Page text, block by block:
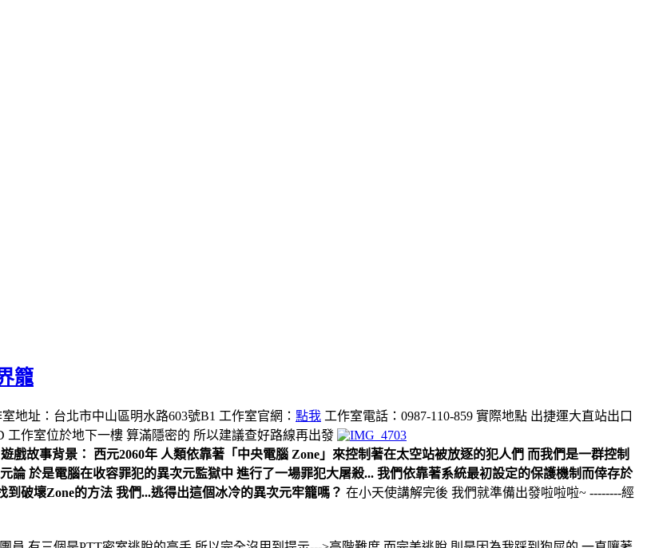
籠
地址：台北市中山區明水路603號B1 工作室官網： 點我 工作室電話：0987-110-859 實際地點 出捷運大直站出口
作室位於地下一樓 算滿隱密的 所以建議查好路線再出發
遊戲故事背景： 西元2060年 人類依靠著「中央電腦 Zone」來控制著在太空站被放逐的犯人們 而我們是一群控制
論 於是電腦在收容罪犯的異次元監獄中 進行了一場罪犯大屠殺... 我們依靠著系統最初設定的保護機制而倖存於
破壞Zone的方法 我們...逃得出這個冰冷的異次元牢籠嗎？ 在小天使講解完後 我們就準備出發啦啦啦~ --------經